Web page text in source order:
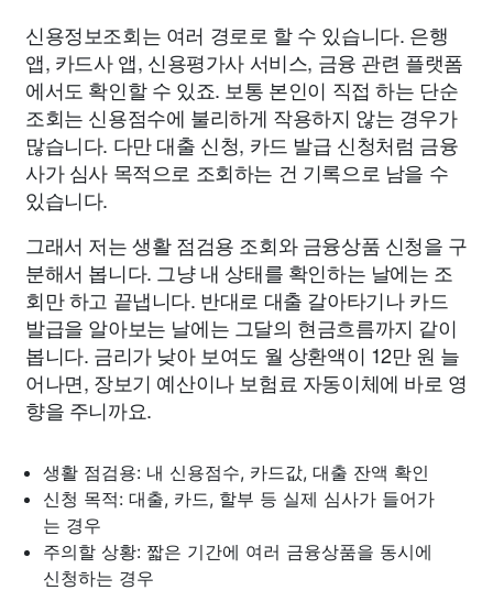
신용정보조회는 여러 경로로 할 수 있습니다. 은행
앱, 카드사 앱, 신용평가사 서비스, 금융 관련 플랫폼
에서도 확인할 수 있죠. 보통 본인이 직접 하는 단순
조회는 신용점수에 불리하게 작용하지 않는 경우가
많습니다. 다만 대출 신청, 카드 발급 신청처럼 금융
사가 심사 목적으로 조회하는 건 기록으로 남을 수
있습니다.
그래서 저는 생활 점검용 조회와 금융상품 신청을 구
분해서 봅니다. 그냥 내 상태를 확인하는 날에는 조
회만 하고 끝냅니다. 반대로 대출 갈아타기나 카드
발급을 알아보는 날에는 그달의 현금흐름까지 같이
봅니다. 금리가 낮아 보여도 월 상환액이 12만 원 늘
어나면, 장보기 예산이나 보험료 자동이체에 바로 영
향을 주니까요.
생활 점검용: 내 신용점수, 카드값, 대출 잔액 확인
신청 목적: 대출, 카드, 할부 등 실제 심사가 들어가
는 경우
주의할 상황: 짧은 기간에 여러 금융상품을 동시에
신청하는 경우